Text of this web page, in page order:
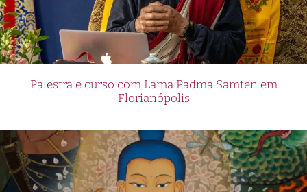
Palestra e curso com Lama Padma Samten em
Florianópolis